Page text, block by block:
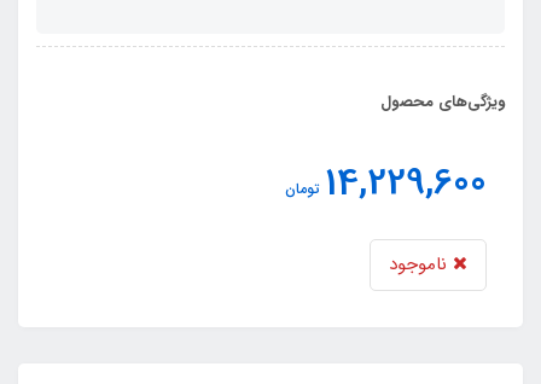
ویژگی‌های محصول
14,229,600 تومان
ناموجود